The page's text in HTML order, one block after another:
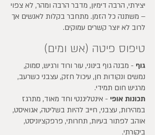
יצירתי, הרבה דימיון, מדבר הרבה ומהר, לא צפוי
– משתנה כל הזמן. מתחבר בקלות לאנשים אך
לרוב לא יוצר קשרים עמוקים.
טיפוס פיטה (אש ומים)
גוף - מבנה גוף בינוני, עור ורוד ורגיש, סמוק,
נמשים ונקודות חן, עיכול חזק, עצבני כשרעב,
מרגיש חום תמידי.
תכונות אופי - אינטליגנטי וחד מאוד, מתרגז
במהירות, עצבני, חייב להיות בשליטה, אגואיסט,
אוהב לפתור בעיות, תחרותי, פרפקציוניסט,
ביקורתי.